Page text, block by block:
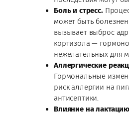
Боль и стресс.
может быть
вызывает выброс
кортизола —
нежелательных для
Аллергические
Гормональные
риск аллергии на
антисептики.
Влияние на